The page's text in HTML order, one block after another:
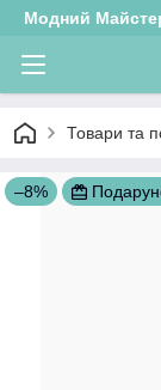
Модний
Товари та
–8%